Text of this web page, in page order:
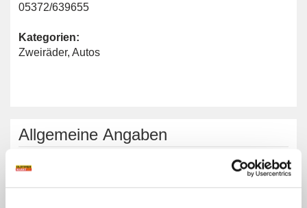
05372/639655
Kategorien:
Zweiräder, Autos
Allgemeine Angaben
Automarken: